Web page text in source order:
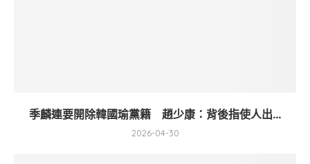
季麟連要開除韓國瑜黨籍 趙少康：背後指使人出...
2026-04-30